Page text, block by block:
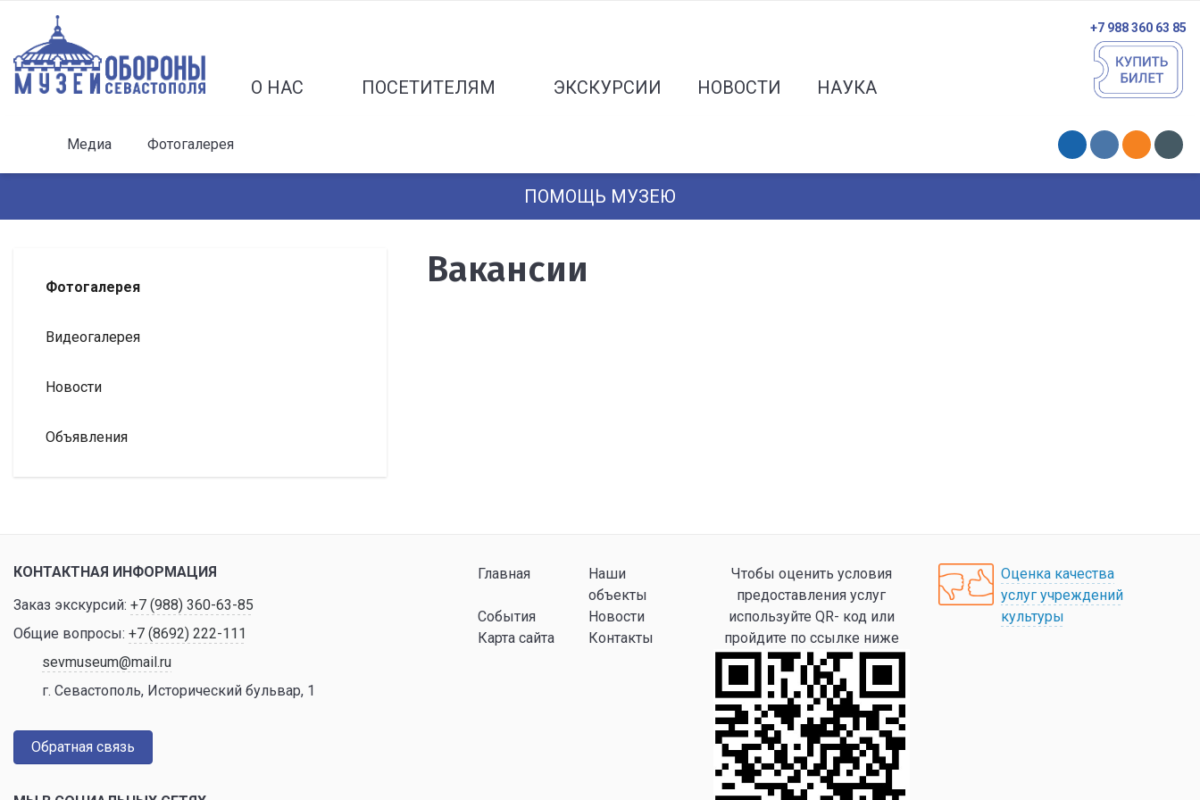
О НАС ПОСЕТИТЕЛЯМ ЭКСКУРСИИ НОВОСТИ НАУКА
+7 988 360 63 85
Медиа Фотогалерея
ПОМОЩЬ МУЗЕЮ
Фотогалерея
Видеогалерея
Новости
Объявления
Вакансии
КОНТАКТНАЯ ИНФОРМАЦИЯ
Заказ экскурсий: +7 (988) 360-63-85
Общие вопросы: +7 (8692) 222-111
sevmuseum@mail.ru
г. Севастополь, Исторический бульвар, 1
Обратная связь
Главная
Наши
объекты
События
Новости
Карта сайта
Контакты
Чтобы оценить условия
предоставления услуг
используйте QR- код или
пройдите по ссылке ниже
Оценка качества
услуг учреждений
культуры